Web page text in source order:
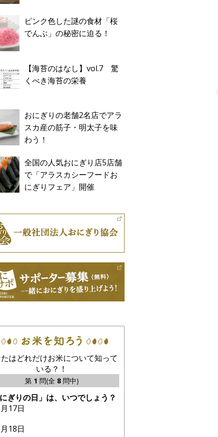
ピンク色した謎の食材「桜
でんぶ」の秘密に迫る！
【海苔のはなし】vol.7 驚
くべき海苔の栄養
おにぎりの老舗2名店でアラ
スカ産の筋子・明太子を味
わう！
全国の人気おにぎり店5店舗
で「アラスカシーフードお
にぎりフェア」開催
はどれだけお米について知って
いる？！
第 1 問(全 8問中)
ぎりの日」は、いつでしょう？
17日
18日